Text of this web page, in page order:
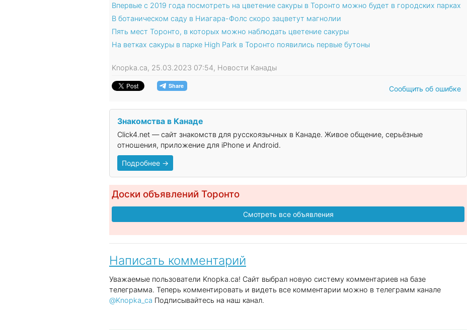
Впервые с 2019 года посмотреть на цветение сакуры в Торонто можно будет в городских парках
В ботаническом саду в Ниагара-Фолс скоро зацветут магнолии
Пять мест Торонто, в которых можно наблюдать цветение сакуры
На ветках сакуры в парке High Park в Торонто появились первые бутоны
Knopka.ca, 25.03.2023 07:54, Новости Канады
Сообщить об ошибке
Знакомства в Канаде
Click4.net — сайт знакомств для русскоязычных в Канаде. Живое общение, серьёзные
отношения, приложение для iPhone и Android.
Подробнее →
Доски объявлений Торонто
Смотреть все объявления
Написать комментарий
Уважаемые пользователи Knopka.ca! Сайт выбрал новую систему комментариев на базе
телеграмма. Теперь комментировать и видеть все комментарии можно в телеграмм канале
@Knopka_ca Подписывайтесь на наш канал.